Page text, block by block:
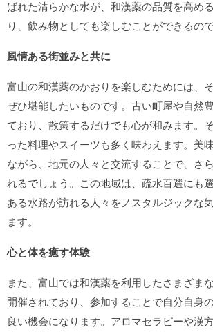
ばれた清らかな水が、和漢薬の品質を高め
り、飲み物としても楽しむことができるので
風情ある街並みと共に
富山の和漢薬のかおりを楽しむためには、
ぜひ堪能したいものです。古い町屋や自然
ており、散策するだけでも心が和みます。
った料理やスイーツも多く味わえます。美
ながら、地元の人々と交流することで、さ
れるでしょう。この地域は、疏水百選にも
ある水路が訪れる人々をノスタルジックな
ます。
心と体を癒す体験
また、富山では和漢薬を利用したさまざま
開催されており、参加することで自分自身
良い機会になります。アロマセラピーや漢